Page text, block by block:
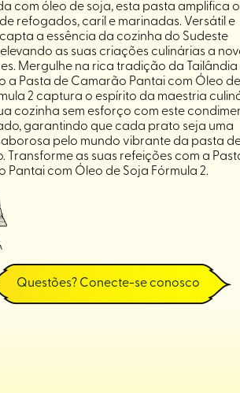
com óleo de soja, esta pasta amplifica
refogados, caril e marinadas. Versátil e
a essência da cozinha do Sudeste
as suas criações culinárias a
Mergulhe na rica tradição da Tailândia
a Pasta de Camarão Pantai com Óleo de
2 captura o espírito da maestria
cozinha sem esforço com este
garantindo que cada prato seja uma
pelo mundo vibrante da pasta
Transforme as suas refeições com a
Pantai com Óleo de Soja Fórmula 2.
Questões? Conecte-se conosco